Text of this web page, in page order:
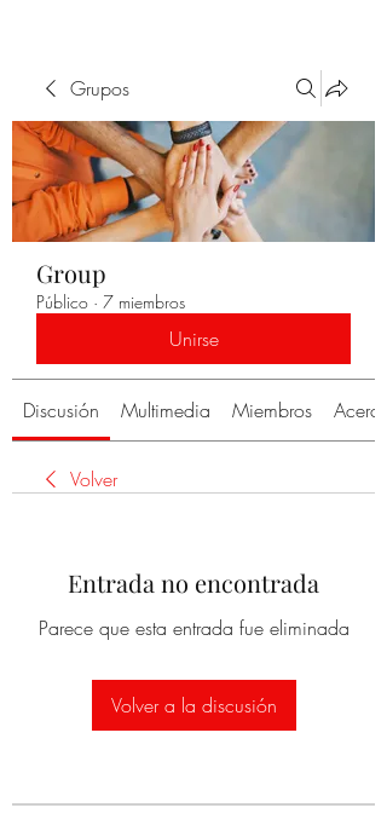
Grupos
Group
Público · 7 miembros
Unirse
Discusión Multimedia Miembros Acerca
Volver
Entrada no encontrada
Parece que esta entrada fue eliminada
Volver a la discusión